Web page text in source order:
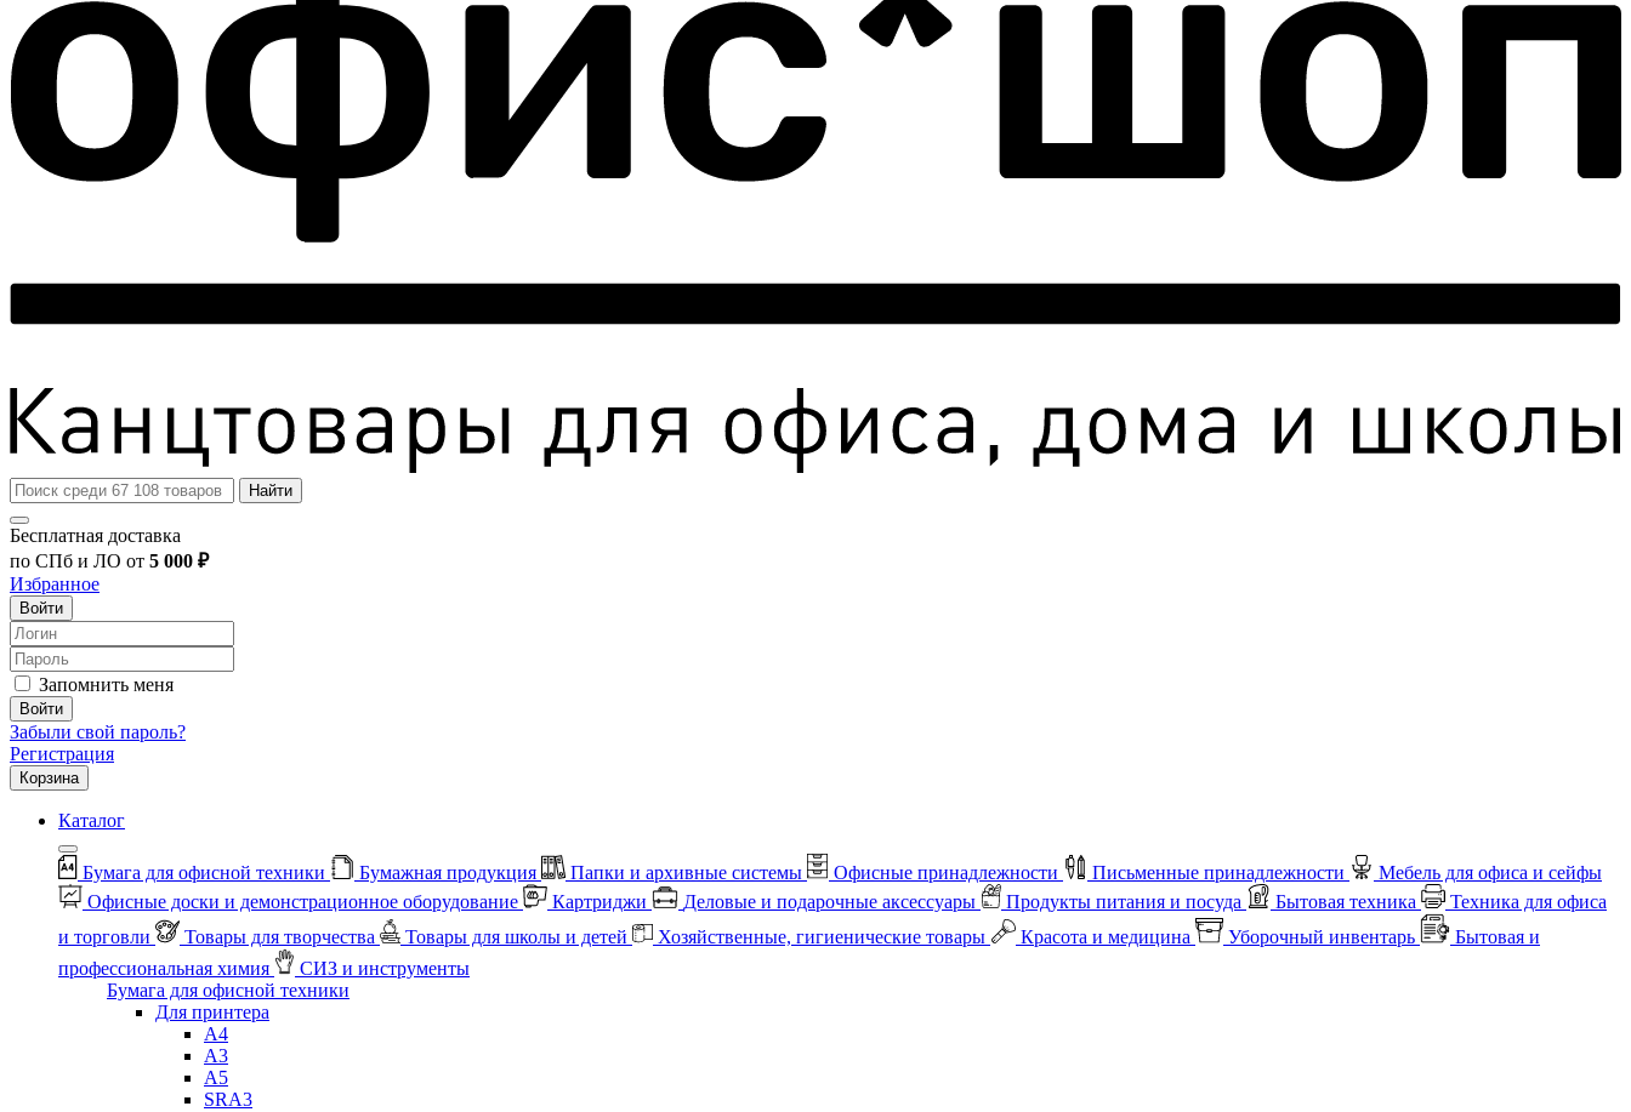
Найти
Бесплатная доставка
по СПб и ЛО от 5 000 ₽
Избранное
Войти
Запомнить меня
Войти
Забыли свой пароль?
Регистрация
Корзина
Каталог
Бумага для офисной техники Бумажная продукция Папки и архивные системы Офисные принадлежности Письменные принадлежности
Мебель для офиса и сейфы
Офисные доски и демонстрационное оборудование
Картриджи Деловые и подарочные аксессуары Продукты питания и посуда Бытовая техника
Техника для офиса
и торговли
Товары для творчества Товары для школы и детей Хозяйственные, гигиенические товары Красота и медицина Уборочный инвентарь
Бытовая и
профессиональная химия
СИЗ и инструменты
Бумага для офисной техники
Для принтера
А4
А3
А5
SRA3